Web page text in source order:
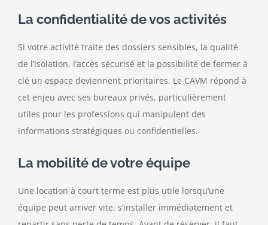
La confidentialité de vos activités
Si votre activité traite des dossiers sensibles, la qualité
de l’isolation, l’accès sécurisé et la possibilité de fermer à
clé un espace deviennent prioritaires. Le CAVM répond à
cet enjeu avec ses bureaux privés, particulièrement
utiles pour les professions qui manipulent des
informations stratégiques ou confidentielles.
La mobilité de votre équipe
Une location à court terme est plus utile lorsqu’une
équipe peut arriver vite, s’installer immédiatement et